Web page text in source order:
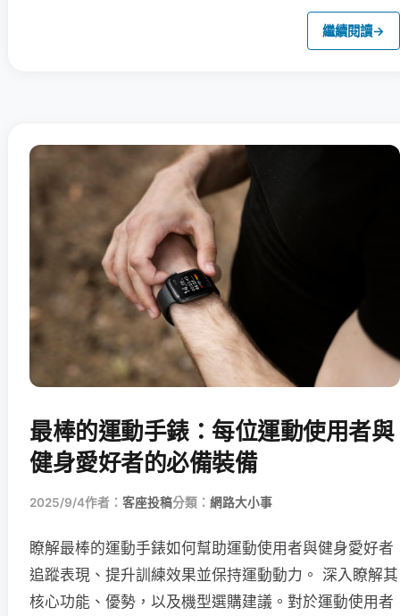
繼續閱讀→
最棒的運動手錶：每位運動使用者與
健身愛好者的必備裝備
2025/9/4作者： 客座投稿分類： 網路大小事
瞭解最棒的運動手錶如何幫助運動使用者與健身愛好者
追蹤表現、提升訓練效果並保持運動動力。 深入瞭解其
核心功能、優勢，以及機型選購建議。對於運動使用者